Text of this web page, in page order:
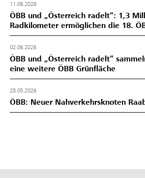
11.06.2026
ÖBB und „Österreich radelt“: 1,3
Radkilometer ermöglichen die 18.
02.06.2026
ÖBB und „Österreich radelt”
eine weitere ÖBB Grünfläche
28.05.2026
ÖBB: Neuer Nahverkehrsknoten